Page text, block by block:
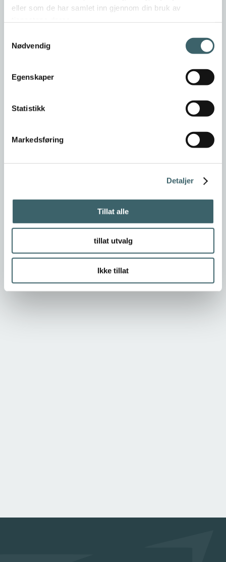
eller som de har samlet inn gjennom din bruk av
Nødvendig
Egenskaper
Statistikk
Markedsføring
Detaljer
Tillat alle
tillat utvalg
Ikke tillat